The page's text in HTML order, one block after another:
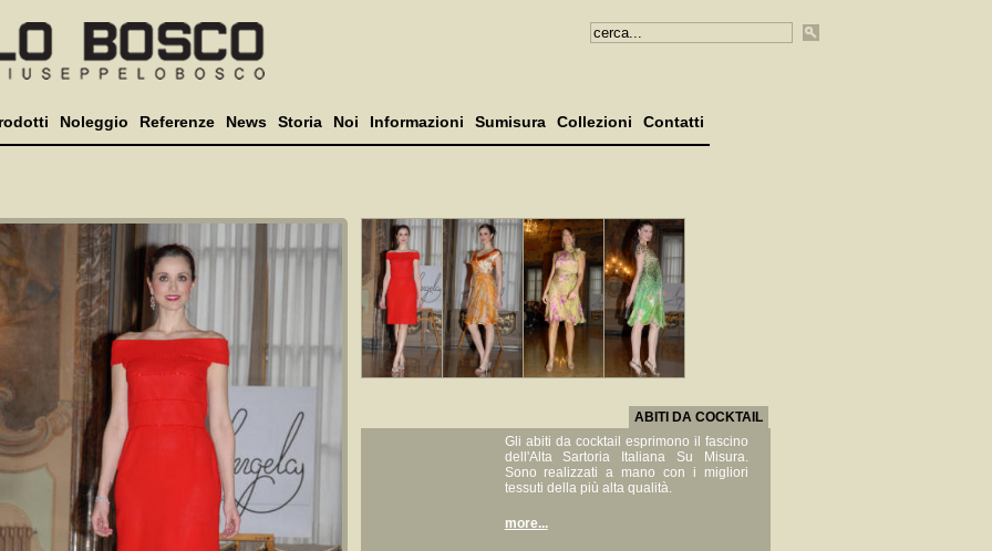
Noleggio Referenze News Storia Noi Informazioni Sumisura Collezioni Contatti
ABITI DA COCKTAIL
Gli abiti da cocktail esprimono il fascino
dell'Alta Sartoria Italiana Su Misura.
Sono realizzati a mano con i migliori
tessuti della più alta qualità.
more...